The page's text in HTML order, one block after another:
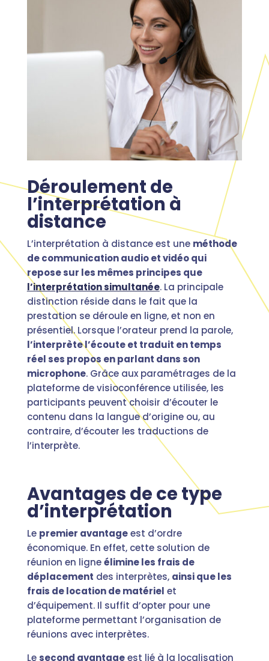
Déroulement de
l’interprétation à
distance
L’interprétation à distance est une méthode
de communication audio et vidéo qui
repose sur les mêmes principes que
l’interprétation simultanée. La principale
distinction réside dans le fait que la
prestation se déroule en ligne, et non en
présentiel. Lorsque l’orateur prend la parole,
l’interprète l’écoute et traduit en temps
réel ses propos en parlant dans son
microphone. Grâce aux paramétrages de la
plateforme de visioconférence utilisée, les
participants peuvent choisir d’écouter le
contenu dans la langue d’origine ou, au
contraire, d’écouter les traductions de
l’interprète.
Avantages de ce type
d’interprétation
Le premier avantageest d’ordre
économique. En effet, cette solution de
réunion en ligneélimine les frais de
déplacement des interprètes, ainsi que les
frais de location de matériel et
d’équipement. Il suffit d’opter pour une
plateforme permettant l’organisation de
réunions avec interprètes.
Le second avantageest lié à la localisation